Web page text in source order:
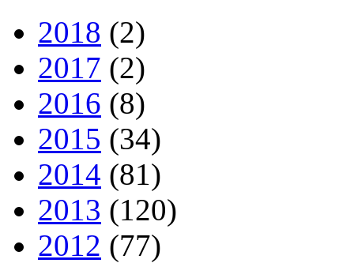
2018 (2)
2017 (2)
2016 (8)
2015 (34)
2014 (81)
2013 (120)
2012 (77)